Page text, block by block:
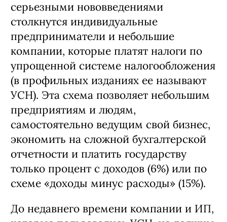
Что изменилось:В 2025 году с
серьезными нововведениями
столкнутся индивидуальные
предприниматели и небольшие
компании, которые платят налоги по
упрощенной системе налогообложения
(в профильных изданиях ее называют
УСН). Эта схема позволяет небольшим
предприятиям и людям,
самостоятельно ведущим свой бизнес,
экономить на сложной бухгалтерской
отчетности и платить государству
только процент с доходов (6%) или по
схеме «доходы минус расходы» (15%).